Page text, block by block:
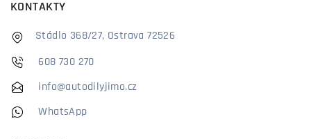
KONTAKTY
Stádlo 368/27, Ostrava 72526
608 730 270
info@autodilyjimo.cz
WhatsApp